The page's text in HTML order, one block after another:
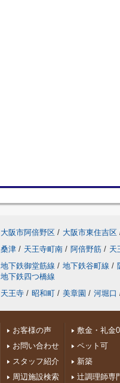
大阪市阿倍野区 / 大阪市東住吉区
桑津 / 天王寺町南 / 阿倍野筋 / 天
地下鉄御堂筋線 / 地下鉄谷町線 /
地下鉄四つ橋線
天王寺 / 昭和町 / 美章園 / 河堀口
お客様の声
お問い合わせ
スタッフ紹介
周辺施設検索
敷金・礼金
ペット可
新築
辻調理師専